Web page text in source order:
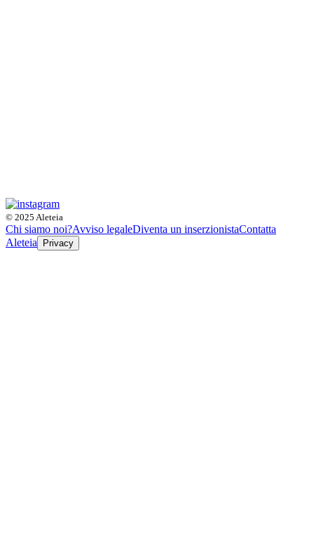
© 2025 Aleteia
Chi siamo noi?Avviso legaleDiventa un inserzionistaContatta
Aleteia
Privacy